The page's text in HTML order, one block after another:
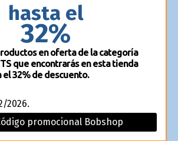
hasta el
32%
en oferta de la categoría
que encontrarás en esta tienda
el 32% de descuento.
2026.
promocional Bobshop